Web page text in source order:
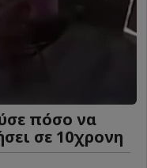
πόσο να
σε 10χρονη